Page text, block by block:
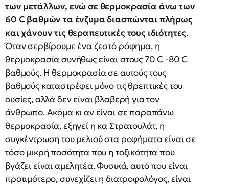
των μετάλλων, ενώ σε θερμοκρασία άνω των
60 C βαθμών τα ένζυμα διασπώνται πλήρως
και χάνουν τις θεραπευτικές τους ιδιότητες.
Όταν σερβίρουμε ένα ζεστό ρόφημα, η
θερμοκρασία συνήθως είναι στους 70 C -80 C
βαθμούς. H θερμοκρασία σε αυτούς τους
βαθμούς καταστρέφει μόνο τις θρεπτικές του
ουσίες, αλλά δεν είναι βλαβερή για τον
άνθρωπο. Ακόμα κι αν είναι σε παραπάνω
θερμοκρασία, εξηγεί η κα Στρατουλάτ, η
συγκέντρωση του μελιού στα ροφήματα είναι σε
τόσο μικρή ποσότητα που η τοξικότητα που
βγάζει είναι αμελητέα. Φυσικά, αυτό που είναι
προτιμότερο, συνεχίζει η διατροφολόγος, είναι